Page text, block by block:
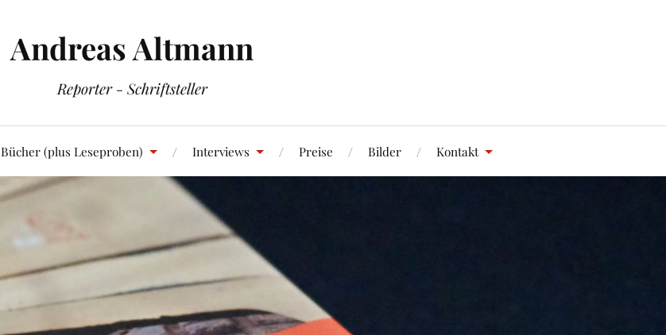
Andreas Altmann
Reporter - Schriftsteller
Bücher (plus Leseproben) Interviews Preise Bilder Kontakt